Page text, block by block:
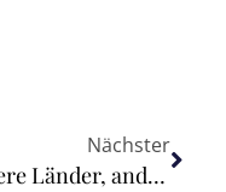
Nächster
Andere Länder, andere Umsatzsteuer